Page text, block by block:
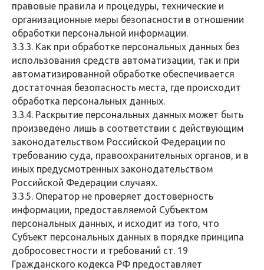
правовые правила и процедуры, технические и
организационные меры безопасности в отношении
обработки персональной информации.
3.3.3. Как при обработке персональных данных без
использования средств автоматизации, так и при
автоматизированной обработке обеспечивается
достаточная безопасность места, где происходит
обработка персональных данных.
3.3.4. Раскрытие персональных данных может быть
произведено лишь в соответствии с действующим
законодательством Российской Федерации по
требованию суда, правоохранительных органов, и в
иных предусмотренных законодательством
Российской Федерации случаях.
3.3.5. Оператор не проверяет достоверность
информации, предоставляемой Субъектом
персональных данных, и исходит из того, что
Субъект персональных данных в порядке принципа
добросовестности и требований ст. 19
Гражданского кодекса РФ предоставляет